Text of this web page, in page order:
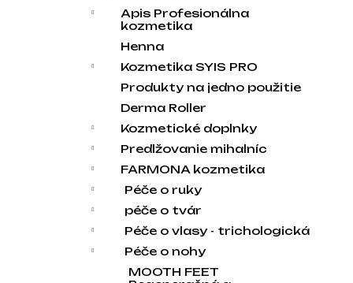
Apis Profesionálna
kozmetika
Henna
Kozmetika SYIS PRO
Produkty na jedno použitie
Derma Roller
Kozmetické doplnky
Predlžovanie mihalníc
FARMONA kozmetika
Péče o ruky
péče o tvár
Péče o vlasy - trichologická
Péče o nohy
MOOTH FEET